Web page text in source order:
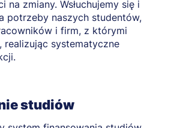
na zmiany. Wsłuchujemy się i
potrzeby naszych studentów,
i firm, z którymi
realizując systematyczne
studiów